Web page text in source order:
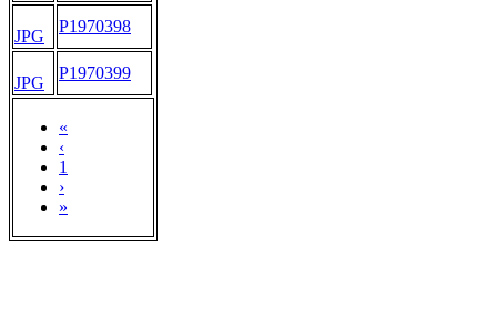
«
‹
1
›
»
JPG
P1970398
JPG
P1970399